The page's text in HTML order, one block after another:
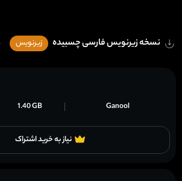
نسخه زیرنویس فارسی چسبیده زیرنویس
نیاز به خرید اشتراک
Ganool
1.40 GB